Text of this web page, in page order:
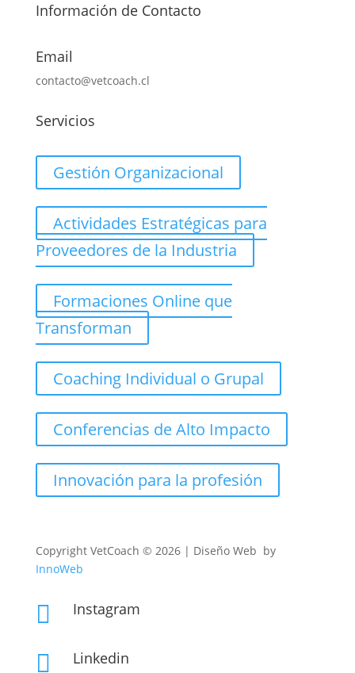
Información de Contacto
Email
contacto@vetcoach.cl
Servicios
Gestión Organizacional
Actividades Estratégicas para
Proveedores de la Industria
Formaciones Online que
Transforman
Coaching Individual o Grupal
Conferencias de Alto Impacto
Innovación para la profesión
CopyrightVetCoach © 2026 | Diseño Web by
InnoWeb
 Instagram
 Linkedin